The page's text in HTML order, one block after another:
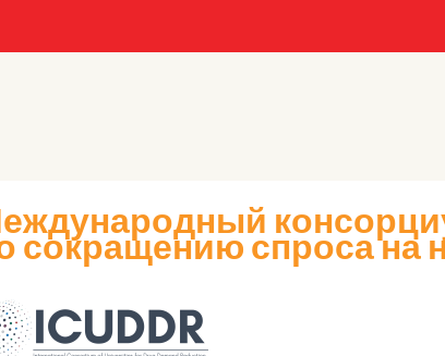
сокращению спроса на